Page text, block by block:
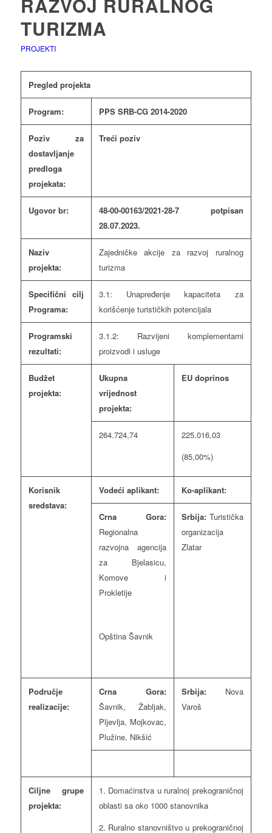
TURIZMA
PROJEKTI
Pregled projekta
Program: PPS SRB-CG 2014-2020
Poziv za
dostavljanje
predloga
projekata:
Treći poziv
Ugovor br:
48-00-00163/2021-28-7 potpisan
28.07.2023.
Naziv
projekta:
Zajedničke akcije za razvoj ruralnog
turizma
Specifični cilj
Programa:
3.1: Unapređenje kapaciteta za
korišćenje turističkih potencijala
Programski
rezultati:
3.1.2: Razvijeni komplementarni
proizvodi i usluge
Budžet
projekta:
Ukupna
vrijednost
projekta:
EU doprinos
264.724,74
225.016,03
(85,00%)
Korisnik
sredstava:
Vodeći aplikant: Ko-aplikant:
Crna Gora:
Regionalna
razvojna agencija
za Bjelasicu,
Komove i
Prokletije
Opština Šavnik
Srbija: Turistička
organizacija
Zlatar
Područje
realizacije:
Crna Gora:
Šavnik, Žabljak,
Pljevlja, Mojkovac,
Plužine, Nikšić
Srbija: Nova
Varoš
Ciljne grupe
projekta:
1. Domaćinstva u ruralnoj prekograničnoj
oblasti sa oko 1000 stanovnika
2. Ruralno stanovništvo u prekograničnoj